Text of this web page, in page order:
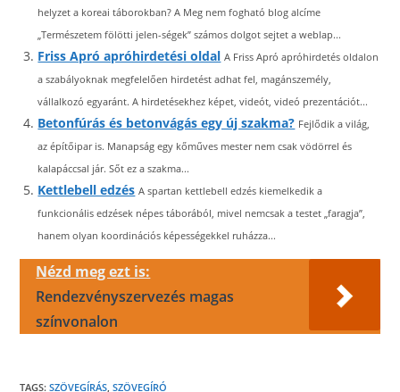
helyzet a koreai táborokban? A Meg nem fogható blog alcíme
„Természetem fölötti jelen-ségek” számos dolgot sejtet a weblap...
Friss Apró apróhirdetési oldal A Friss Apró apróhirdetés oldalon
a szabályoknak megfelelően hirdetést adhat fel, magánszemély,
vállalkozó egyaránt. A hirdetésekhez képet, videót, videó prezentációt...
Betonfúrás és betonvágás egy új szakma? Fejlődik a világ,
az építőipar is. Manapság egy kőműves mester nem csak vödörrel és
kalapáccsal jár. Sőt ez a szakma...
Kettlebell edzés A spartan kettlebell edzés kiemelkedik a
funkcionális edzések népes táborából, mivel nemcsak a testet „faragja”,
hanem olyan koordinációs képességekkel ruházza...
Nézd meg ezt is:
Rendezvényszervezés magas
színvonalon
TAGS:SZÖVEGÍRÁS, SZÖVEGÍRÓ